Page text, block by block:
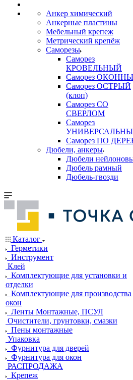
Анкер химический
Анкерные пластины
Мебельный крепеж
Метрический крепёж
Саморезы
Саморез
КРОВЕЛЬНЫЙ
Саморез
Саморез ОСТРЫЙ
(клоп)
Саморез СО
СВЕРЛОМ
Саморез
Саморез ПО
Дюбели, анкеры
Дюбели
Дюбель рамный
Дюбель-гвозди
Каталог
Герметики
Инструмент
Клей
Комплектующие для установки и
отделки
Комплектующие для производства
окон
Ленты Монтажные, ПСУЛ
Очистители, грунтовки, смазки
Пены монтажные
Упаковка
Фурнитура для дверей
Фурнитура для окон
РАСПРОДАЖА
Крепеж